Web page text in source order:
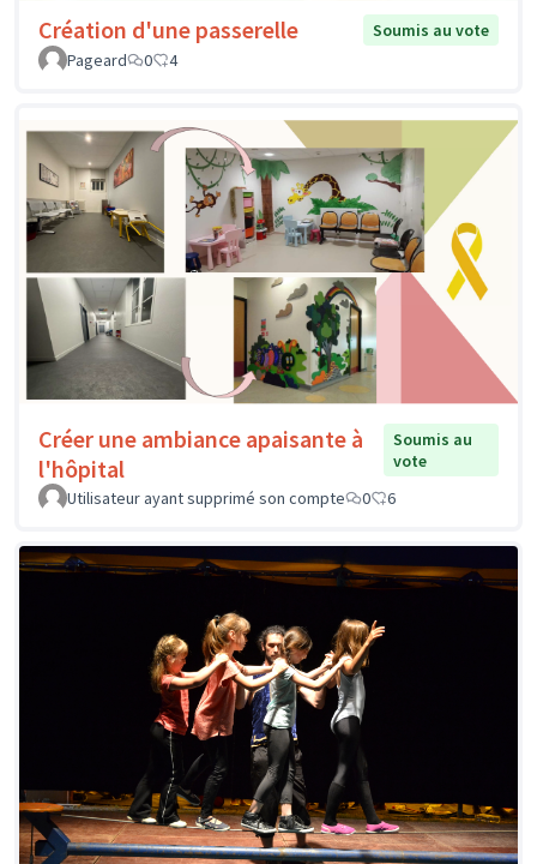
Création d'une passerelle
Soumis au vote
Pageard
0 4
Créer une ambiance apaisante à
l'hôpital
Soumis au
vote
Utilisateur ayant supprimé son compte
0 6